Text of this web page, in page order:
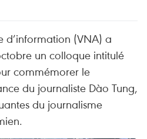
d’information (VNA) a
un colloque intitulé
commémorer le
du journaliste Dào Tung,
du journalisme